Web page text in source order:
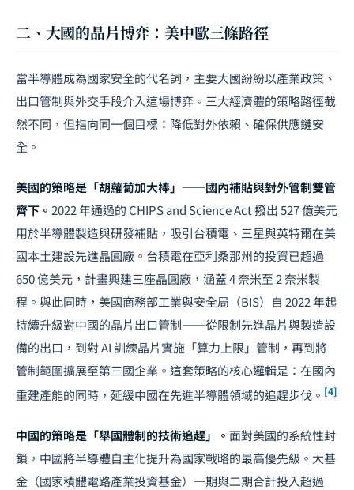
二、大國的晶片博弈：美中歐三條路徑
當半導體成為國家安全的代名詞，主要大國紛紛以產業政策、
出口管制與外交手段介入這場博弈。三大經濟體的策略路徑截
然不同，但指向同一個目標：降低對外依賴、確保供應鏈安
全。
美國的策略是「胡蘿蔔加大棒」——國內補貼與對外管制雙管
齊下。 2022 年通過的 CHIPS and Science Act 撥出 527 億美元
用於半導體製造與研發補貼，吸引台積電、三星與英特爾在美
國本土建設先進晶圓廠。台積電在亞利桑那州的投資已超過
650 億美元，計畫興建三座晶圓廠，涵蓋 4 奈米至 2 奈米製
程。與此同時，美國商務部工業與安全局（BIS）自 2022 年起
持續升級對中國的晶片出口管制——從限制先進晶片與製造設
備的出口，到對 AI 訓練晶片實施「算力上限」管制，再到將
管制範圍擴展至第三國企業。這套策略的核心邏輯是：在國內
重建產能的同時，延緩中國在先進半導體領域的追趕步伐。 [4]
中國的策略是「舉國體制的技術追趕」。 面對美國的系統性封
鎖，中國將半導體自主化提升為國家戰略的最高優先級。大基
金（國家積體電路產業投資基金）一期與二期合計投入超過